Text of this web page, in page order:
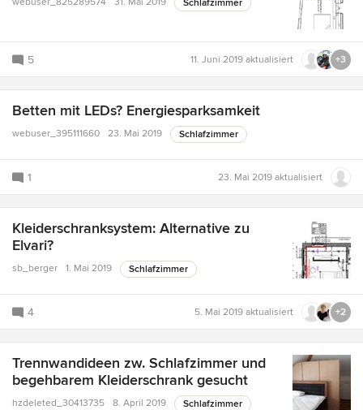
Schlafzimmer
5 11. Juni 2019 aktualisiert +3
Betten mit LEDs? Energiesparksamkeit
webuser_395111660 23. Mai 2019 Schlafzimmer
1 23. Mai 2019 aktualisiert
Kleiderschranksystem: Alternative zu
Elvari?
sb_berger 1. Mai 2019 Schlafzimmer
4 5. Mai 2019 aktualisiert +2
Trennwandideen zw. Schlafzimmer und
begehbarem Kleiderschrank gesucht
hzdeleted_30413735 8. April 2019 Schlafzimmer